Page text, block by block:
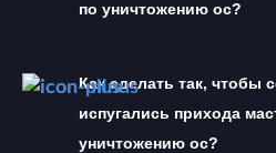
по уничтожению ос?
Как сделать так, чтобы
испугались прихода
уничтожению ос?